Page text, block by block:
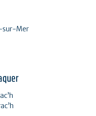
sur-Mer